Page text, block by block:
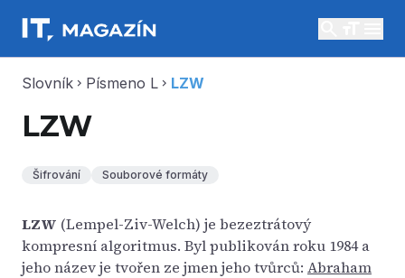
Slovník chevron_right Písmeno L chevron_right LZW
LZW
Šifrování Souborové formáty
LZW (Lempel-Ziv-Welch) je bezeztrátový
kompresní algoritmus. Byl publikován roku 1984 a
jeho název je tvořen ze jmen jeho tvůrců: Abraham